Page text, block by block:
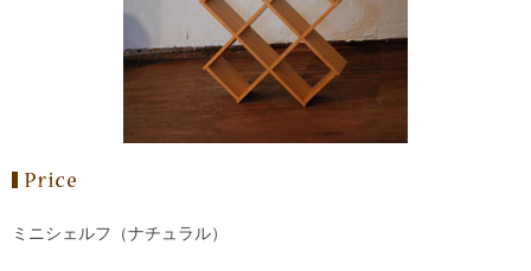
ミニシェルフ（ナチュラル）